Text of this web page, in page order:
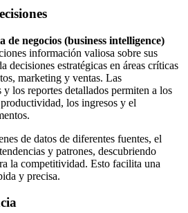
de negocios (business intelligence)
información valiosa sobre sus
decisiones estratégicas en áreas críticas
marketing y ventas. Las
los reportes detallados permiten a los
los ingresos y el
de datos de diferentes fuentes, el
y patrones, descubriendo
la competitividad. Esto facilita una
y precisa.